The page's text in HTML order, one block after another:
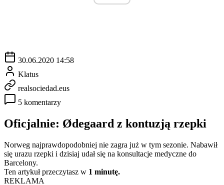
30.06.2020 14:58
Klatus
realsociedad.eus
5 komentarzy
Oficjalnie: Ødegaard z kontuzją rzepki
Norweg najprawdopodobniej nie zagra już w tym sezonie. Nabawił
się urazu rzepki i dzisiaj udał się na konsultacje medyczne do
Barcelony.
Ten artykuł przeczytasz w 1 minutę.
REKLAMA